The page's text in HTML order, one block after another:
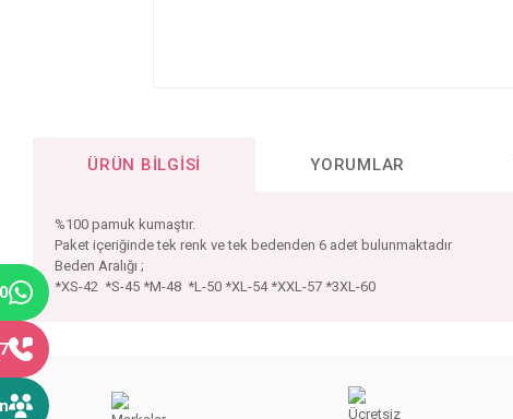
ÜRÜN BILGISI YORUMLAR
%100 pamuk kumaştır.
Paket içeriğinde tek renk ve tek bedenden 6 adet bulunmaktadır
Beden Aralığı ;
*XS-42 *S-45 *M-48 *L-50 *XL-54 *XXL-57 *3XL-60